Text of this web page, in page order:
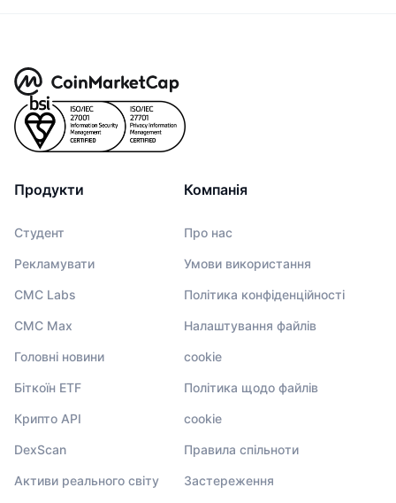
Продукти
Студент
Рекламувати
CMC Labs
CMC Max
Головні новини
Біткоїн ETF
Крипто API
DexScan
Активи реального світу
Компанія
Про нас
Умови використання
Політика конфіденційності
Налаштування файлів
cookie
Політика щодо файлів
cookie
Правила спільноти
Застереження